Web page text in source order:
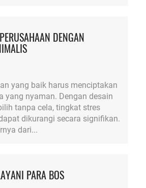
DENGAN
yang baik harus menciptakan
yang nyaman. Dengan desain
tanpa cela, tingkat stres
dikurangi secara signifikan.
dari...
PARA BOS